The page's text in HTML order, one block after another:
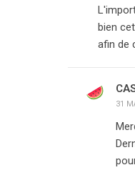
bien
afin de
31